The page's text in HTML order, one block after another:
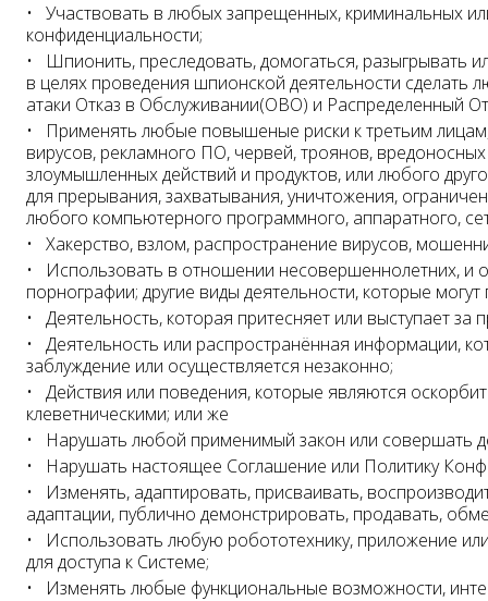
Участвовать в любых запрещенных, криминальных
конфиденциальности;
Шпионить, преследовать, домогаться, разыгрывать
в целях проведения шпионской деятельности сделать
атаки Отказ в Обслуживании(ОВО) и Распределенный
Применять любые повышеные риски к третьим
вирусов, рекламного ПО, червей, троянов,
злоумышленных действий и продуктов, или любого
для прерывания, захватывания, уничтожения,
любого компьютерного программного, аппаратного,
Хакерство, взлом, распространение вирусов,
Использовать в отношении несовершеннолетних, и
порнографии; другие виды деятельности, которые
Деятельность, которая притесняет или выступает за
Деятельность или распространённая информации,
заблуждение или осуществляется незаконно;
Действия или поведения, которые являются
клеветническими; или же
Нарушать любой применимый закон или совершать
Нарушать настоящее Соглашение или Политику
Изменять, адаптировать, присваивать,
адаптации, публично демонстрировать, продавать,
Использовать любую робототехнику, приложение
для доступа к Системе;
Изменять любые функциональные возможности,